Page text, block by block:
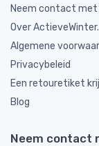
Neem contact met
Over
Algemene
Privacybeleid
Een retouretiket
Blog
Neem contact